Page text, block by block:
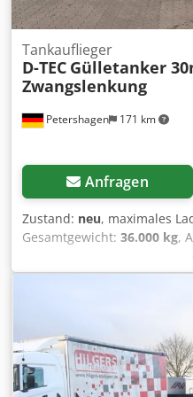
Petershagen 171 km
Tankauflieger
D-TEC Gülletanker
Zwangslenkung
Anfragen
Zustand: neu, maximales
Gesamtgewicht: 36.000 kg,
2.550 mm, Gesamtbreite:
abschließbar mit
der Hinterseite *
Zentralschmieranlage der
Schmierung auf Zeitbasis